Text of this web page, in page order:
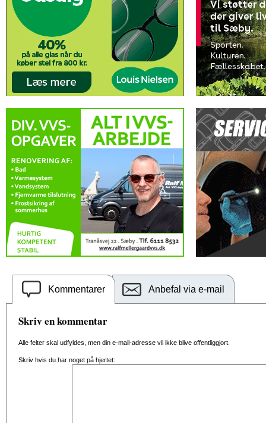
Kommentarer Anbefal via e-mail
Skriv en kommentar
Alle felter skal udfyldes, men din e-mail-adresse vil ikke blive offentliggjort.
Skriv hvis du har noget på hjertet: